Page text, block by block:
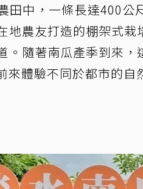
田中，一條長達400公
地農友打造的棚架式
。隨著南瓜產季到來
來體驗不同於都市的自